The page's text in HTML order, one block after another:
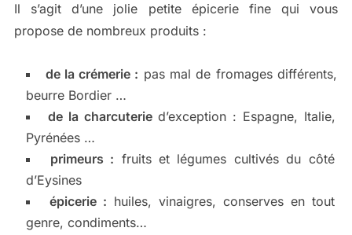
Il s’agit d’une jolie petite épicerie fine qui vous
propose de nombreux produits :
de la crémerie : pas mal de fromages différents,
beurre Bordier …
de la charcuteried’exception : Espagne, Italie,
Pyrénées …
primeurs : fruits et légumes cultivés du côté
d’Eysines
épicerie : huiles, vinaigres, conserves en tout
genre, condiments…